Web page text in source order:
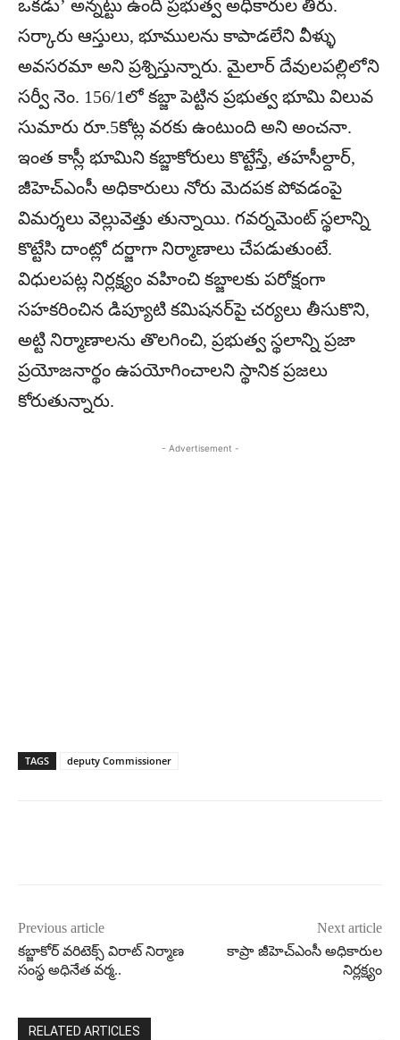
ఒకడు’ అన్నట్టు ఉంది ప్రభుత్వ అధికారుల తీరు.
సర్కారు ఆస్తులు, భూములను కాపాడలేని వీళ్ళు
అవసరమా అని ప్రశ్నిస్తున్నారు. మైలార్ దేవులపల్లిలోని
సర్వీ నెం. 156/1లో కబ్జా పెట్టిన ప్రభుత్వ భూమి విలువ
సుమారు రూ.5కోట్ల వరకు ఉంటుంది అని అంచనా.
ఇంత కాస్లీ భూమిని కబ్జాకోరులు కొట్టేస్తే, తహసీల్దార్,
జీహెచ్ఎంసీ అధికారులు నోరు మెదపక పోవడంపై
విమర్శలు వెల్లువెత్తు తున్నాయి. గవర్నమెంట్ స్థలాన్ని
కొట్టేసి దాంట్లో దర్జాగా నిర్మాణాలు చేపడుతుంటే.
విధులప‌ట్ల నిర్ల‌క్ష్యం వ‌హించి క‌బ్జాల‌కు ప‌రోక్షంగా
స‌హ‌క‌రించిన డిప్యూటి క‌మిష‌న‌ర్‌పై చ‌ర్య‌లు తీసుకొని,
అట్టి నిర్మాణాల‌ను తొల‌గించి, ప్ర‌భుత్వ స్థలాన్ని ప్ర‌జా
ప్ర‌యోజ‌నార్థం ఉప‌యోగించాల‌ని స్థానిక ప్రజలు
కోరుతున్నారు.
- Advertisement -
TAGS deputy Commissioner
Previous article
కబ్జాకోర్‌ వరిటెక్స్‌ విరాట్‌ నిర్మాణ
సంస్థ అధినేత వర్మ..
Next article
కాప్రా జీహెచ్‌ఎంసీ అధికారుల
నిర్లక్ష్యం
RELATED ARTICLES